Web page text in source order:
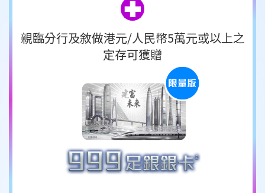
親臨分行及敘做港元/人民幣5萬元或以上之
定存可獲贈